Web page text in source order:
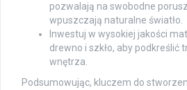
pozwalają na swobodne
wpuszczają naturalne światło.
Inwestuj w wysokiej jakości
drewno i szkło, aby podkreślić
wnętrza.
Podsumowując, kluczem do